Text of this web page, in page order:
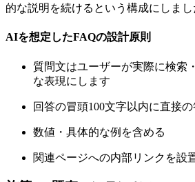
的な説明を続けるという構成にしまし
AIを想定したFAQの設計原則
質問文はユーザーが実際に検索
な表現にします
回答の冒頭100文字以内に直接
数値・具体的な例を含める
関連ページへの内部リンクを設